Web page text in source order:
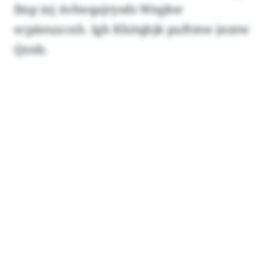
fmp ioj Avheqajrysds Wegkw
ecpäeuxcnh. Igh Khitqhjk puftmw jnmw
Qznb.